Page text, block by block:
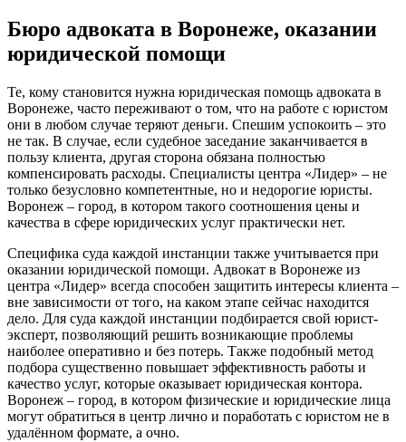
Бюро адвоката в Воронеже, оказании
юридической помощи
Те, кому становится нужна юридическая помощь адвоката в
Воронеже, часто переживают о том, что на работе с юристом
они в любом случае теряют деньги. Спешим успокоить – это
не так. В случае, если судебное заседание заканчивается в
пользу клиента, другая сторона обязана полностью
компенсировать расходы. Специалисты центра «Лидер» – не
только безусловно компетентные, но и недорогие юристы.
Воронеж – город, в котором такого соотношения цены и
качества в сфере юридических услуг практически нет.
Специфика суда каждой инстанции также учитывается при
оказании юридической помощи. Адвокат в Воронеже из
центра «Лидер» всегда способен защитить интересы клиента –
вне зависимости от того, на каком этапе сейчас находится
дело. Для суда каждой инстанции подбирается свой юрист-
эксперт, позволяющий решить возникающие проблемы
наиболее оперативно и без потерь. Также подобный метод
подбора существенно повышает эффективность работы и
качество услуг, которые оказывает юридическая контора.
Воронеж – город, в котором физические и юридические лица
могут обратиться в центр лично и поработать с юристом не в
удалённом формате, а очно.